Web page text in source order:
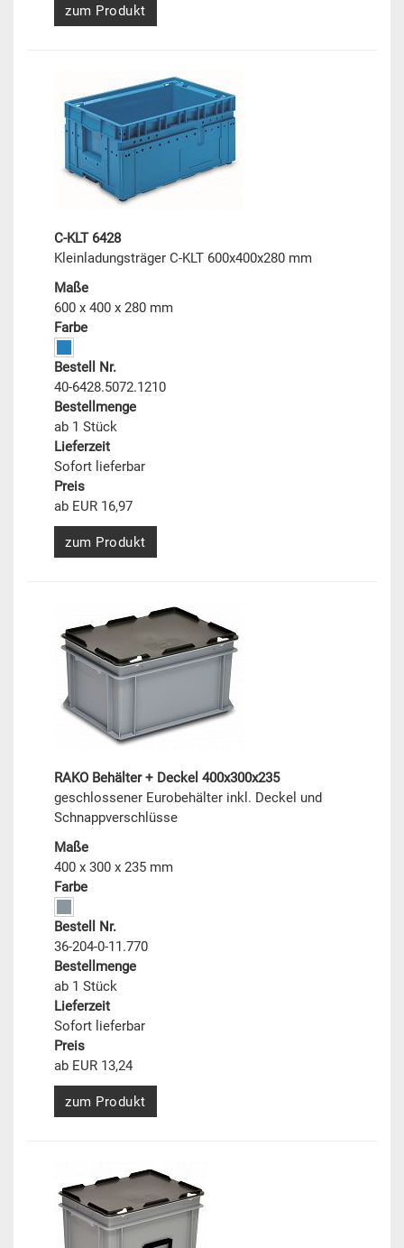
zum Produkt
C-KLT 6428
Kleinladungsträger C-KLT 600x400x280 mm
Maße
600 x 400 x 280 mm
Farbe
Bestell Nr.
40-6428.5072.1210
Bestellmenge
ab 1 Stück
Lieferzeit
Sofort lieferbar
Preis
ab EUR 16,97
zum Produkt
RAKO Behälter + Deckel 400x300x235
geschlossener Eurobehälter inkl. Deckel und
Schnappverschlüsse
Maße
400 x 300 x 235 mm
Farbe
Bestell Nr.
36-204-0-11.770
Bestellmenge
ab 1 Stück
Lieferzeit
Sofort lieferbar
Preis
ab EUR 13,24
zum Produkt